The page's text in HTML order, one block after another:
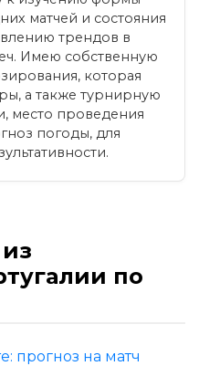
матчей и состояния
трендов в
Имею собственную
которая
а также турнирную
место проведения
погоды, для
по
прогноз на матч